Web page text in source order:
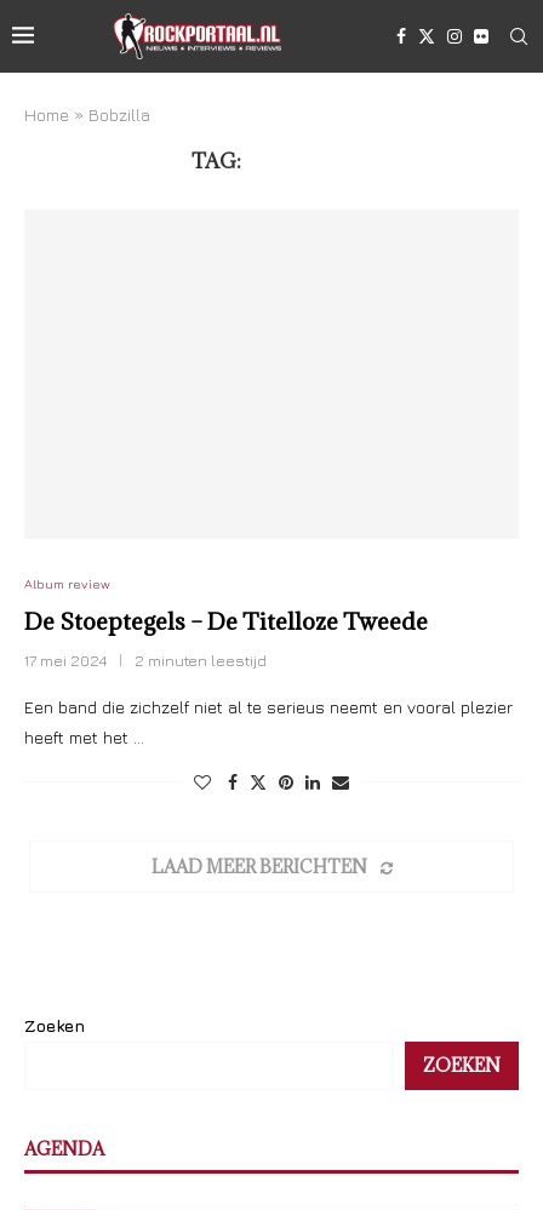
Home » Bobzilla
TAG:
Album review
De Stoeptegels – De Titelloze Tweede
17 mei 2024 2 minuten leestijd
Een band die zichzelf niet al te serieus neemt en vooral plezier
heeft met het …
LAAD MEER BERICHTEN
Zoeken
ZOEKEN
AGENDA